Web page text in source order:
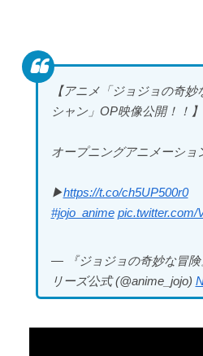
な
う
震
利用…子供に絶対見せられな
井上晴美、乳首ヘア○ード
る！人生最後のラスト写真集
Powered by livedoor 相互RSS
【アニメ「ジョジョの奇
シャン」OP映像公開！！】
オープニングアニメーショ
▶︎https://t.co/ch5UP500r0
#jojo_anime pic.twitter.com/
— 『ジョジョの奇妙な冒険
リーズ公式 (@anime_jojo)